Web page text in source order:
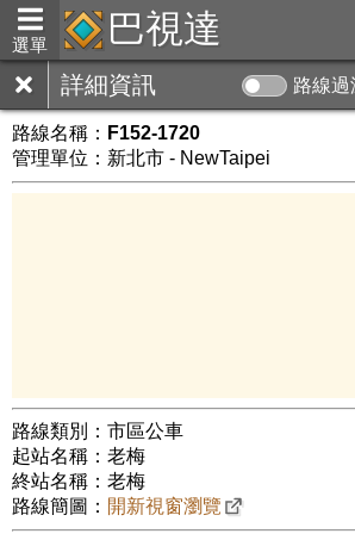
選單 巴視達
詳細資訊 路線過
路線名稱： F152-1720
管理單位：新北市 - NewTaipei
路線類別：市區公車
起站名稱：老梅
終站名稱：老梅
路線簡圖： 開新視窗瀏覽